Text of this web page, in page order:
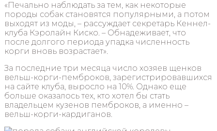
«Печально наблюдать за тем, как некоторые
породы собак становятся популярными, а потом
выходят из моды, – рассуждает секретарь Кеннел-
клуба Кэролайн Киско. – Обнадеживает, что
после долгого периода упадка численность
корги вновь возрастает».
За последние три месяца число хозяев щенков
вельш-корги-пемброков, зарегистрировавшихся
на сайте клуба, выросло на 10%. Однако еще
больше оказалось тех, кто хотел бы стать
владельцем кузенов пемброков, а именно –
вельш-корги-кардиганов.